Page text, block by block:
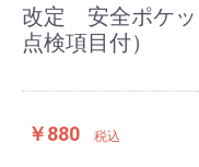
改定 安全ポケッ
点検項目付）
￥880 税込